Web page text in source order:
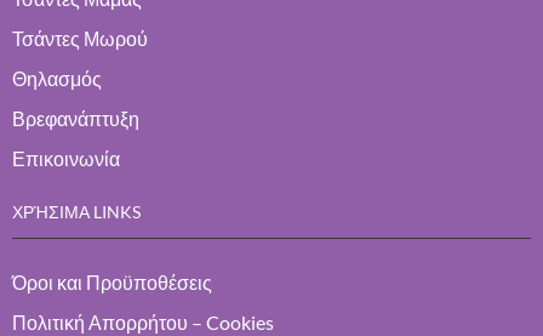
Τσάντες Μωρού
Θηλασμός
Βρεφανάπτυξη
Επικοινωνία
ΧΡΉΣΙΜΑ LINKS
Όροι και Προϋποθέσεις
Πολιτική Απορρήτου – Cookies